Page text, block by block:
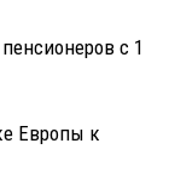
с 1
Европы к